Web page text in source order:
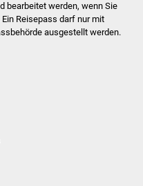
bearbeitet werden, wenn Sie
Reisepass darf nur mit
ausgestellt werden.